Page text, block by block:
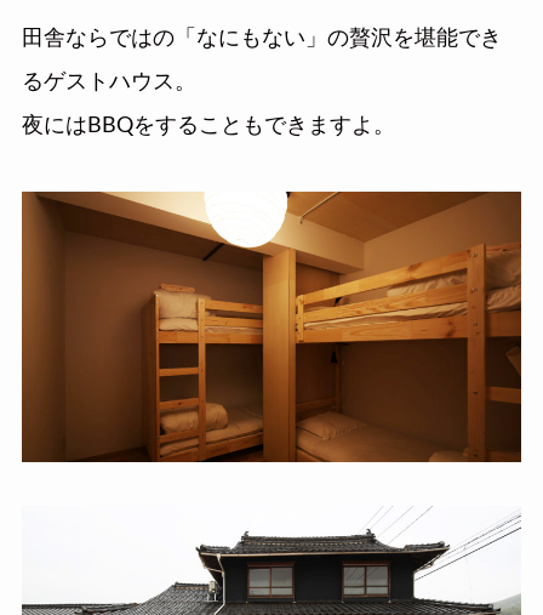
田舎ならではの「なにもない」の贅沢を堪能でき
るゲストハウス。
夜にはBBQをすることもできますよ。